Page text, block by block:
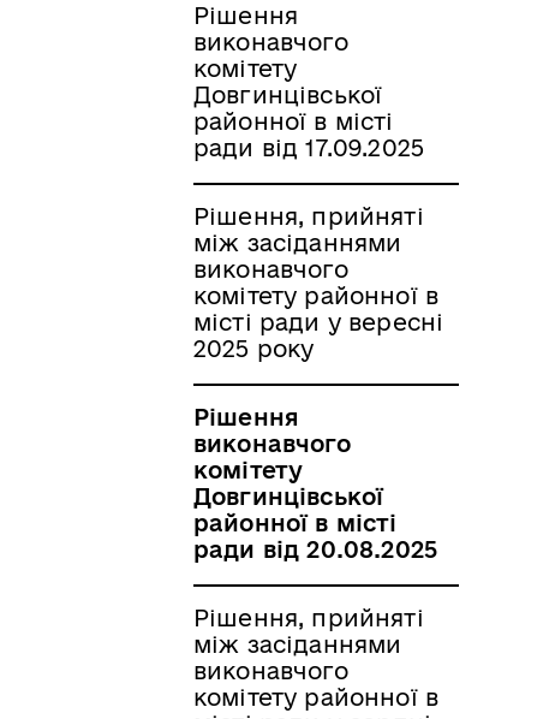
Рішення
виконавчого
комітету
Довгинцівської
районної в місті
ради від 17.09.2025
Рішення, прийняті
між засіданнями
виконавчого
комітету районної в
місті ради у вересні
2025 року
Рішення
виконавчого
комітету
Довгинцівської
районної в місті
ради від 20.08.2025
Рішення, прийняті
між засіданнями
виконавчого
комітету районної в